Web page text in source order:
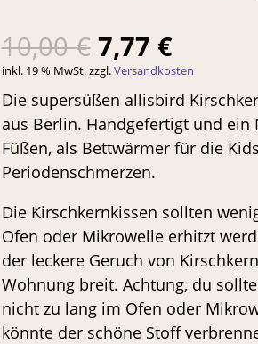
10,00€
Preis
war:
10,00 €
7,77 €
Preis
ist:
7,77 €.
inkl. 19 % MwSt. zzgl.Versandkosten
Die supersüßen allisbird
aus Berlin. Handgefertigt und
Füßen, als Bettwärmer für die
Periodenschmerzen.
Die Kirschkernkissen sollten
Ofen oder Mikrowelle erhitzt
der leckere Geruch von
Wohnung breit. Achtung, du
nicht zu lang im Ofen oder
könnte der schöne Stoff